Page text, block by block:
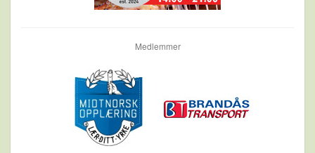
Medlemmer